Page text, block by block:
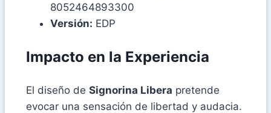
8052464893300
Versión: EDP
Impacto en la Experiencia
El diseño de Signorina Libera pretende
evocar una sensación de libertad y audacia.